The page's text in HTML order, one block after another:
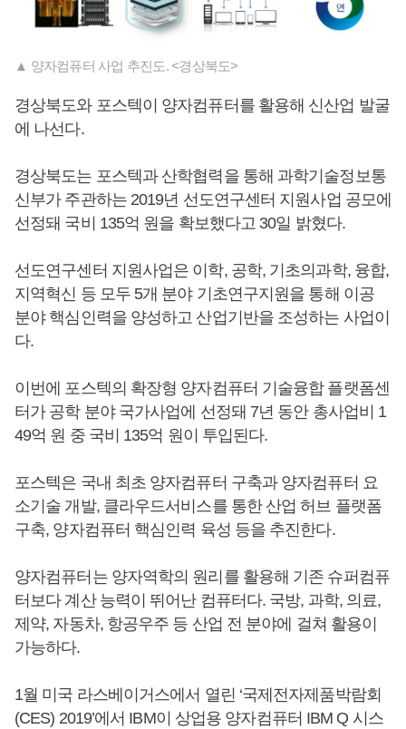
▲ 양자컴퓨터 사업 추진도. <경상북도>
경상북도와 포스텍이 양자컴퓨터를 활용해 신산업 발굴
에 나선다.
경상북도는 포스텍과 산학협력을 통해 과학기술정보통
신부가 주관하는 2019년 선도연구센터 지원사업 공모에
선정돼 국비 135억 원을 확보했다고 30일 밝혔다.
선도연구센터 지원사업은 이학, 공학, 기초의과학, 융합,
지역혁신 등 모두 5개 분야 기초연구지원을 통해 이공
분야 핵심인력을 양성하고 산업기반을 조성하는 사업이
다.
이번에 포스텍의 확장형 양자컴퓨터 기술융합 플랫폼센
터가 공학 분야 국가사업에 선정돼 7년 동안 총사업비 1
49억 원 중 국비 135억 원이 투입된다.
포스텍은 국내 최초 양자컴퓨터 구축과 양자컴퓨터 요
소기술 개발, 클라우드서비스를 통한 산업 허브 플랫폼
구축, 양자컴퓨터 핵심인력 육성 등을 추진한다.
양자컴퓨터는 양자역학의 원리를 활용해 기존 슈퍼컴퓨
터보다 계산 능력이 뛰어난 컴퓨터다. 국방, 과학, 의료,
제약, 자동차, 항공우주 등 산업 전 분야에 걸쳐 활용이
가능하다.
1월 미국 라스베이거스에서 열린 ‘국제전자제품박람회
(CES) 2019’에서 IBM이 상업용 양자컴퓨터 IBM Q 시스